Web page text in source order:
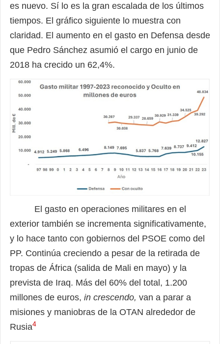
es nuevo. Sí lo es la gran escalada de los últimos
tiempos. El gráfico siguiente lo muestra con
claridad. El aumento en el gasto en Defensa desde
que Pedro Sánchez asumió el cargo en junio de
2018 ha crecido un 62,4%.
El gasto en operaciones militares en el
exterior también se incrementa significativamente,
y lo hace tanto con gobiernos del PSOE como del
PP. Continúa creciendo a pesar de la retirada de
tropas de África (salida de Mali en mayo) y la
prevista de Iraq. Más del 60% del total, 1.200
millones de euros, in crescendo, van a parar a
misiones y maniobras de la OTAN alrededor de
Rusia4